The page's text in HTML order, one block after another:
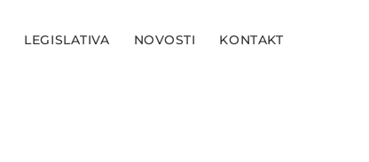
LEGISLATIVA NOVOSTI KONTAKT